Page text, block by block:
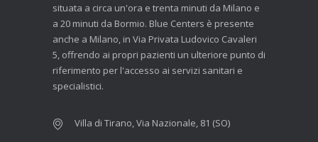
situata a circa un'ora e trenta minuti da Milano e
a 20 minuti da Bormio. Blue Centers è presente
anche a Milano, in Via Privata Ludovico Cavaleri
5, offrendo ai propri pazienti un ulteriore punto di
riferimento per l'accesso ai servizi sanitari e
specialistici.
Villa di Tirano, Via Nazionale, 81 (SO)